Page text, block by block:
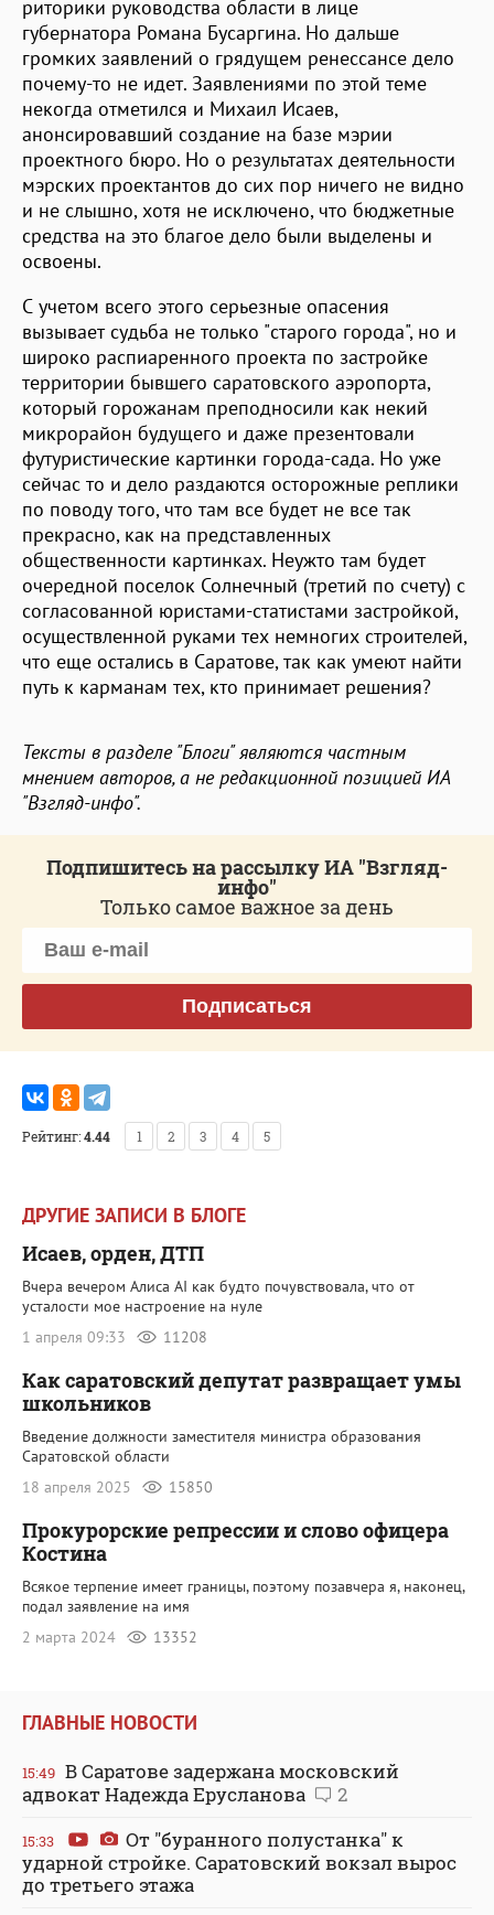
риторики руководства области в лице
губернатора Романа Бусаргина. Но дальше
громких заявлений о грядущем ренессансе дело
почему-то не идет. Заявлениями по этой теме
некогда отметился и Михаил Исаев,
анонсировавший создание на базе мэрии
проектного бюро. Но о результатах деятельности
мэрских проектантов до сих пор ничего не видно
и не слышно, хотя не исключено, что бюджетные
средства на это благое дело были выделены и
освоены.
С учетом всего этого серьезные опасения
вызывает судьба не только "старого города", но и
широко распиаренного проекта по застройке
территории бывшего саратовского аэропорта,
который горожанам преподносили как некий
микрорайон будущего и даже презентовали
футуристические картинки города-сада. Но уже
сейчас то и дело раздаются осторожные реплики
по поводу того, что там все будет не все так
прекрасно, как на представленных
общественности картинках. Неужто там будет
очередной поселок Солнечный (третий по счету) с
согласованной юристами-статистами застройкой,
осуществленной руками тех немногих строителей,
что еще остались в Саратове, так как умеют найти
путь к карманам тех, кто принимает решения?
Тексты в разделе "Блоги" являются частным
мнением авторов, а не редакционной позицией ИА
"Взгляд-инфо".
Подпишитесь на рассылку ИА "Взгляд-
инфо"
Только самое важное за день
Подписаться
Рейтинг:4.44 1 2 3 4 5
ДРУГИЕ ЗАПИСИ В БЛОГЕ
Исаев, орден, ДТП
Вчера вечером Алиса AI как будто почувствовала, что от
усталости мое настроение на нуле
1 апреля 09:33
11208
Как саратовский депутат развращает умы
школьников
Введение должности заместителя министра образования
Саратовской области
18 апреля 2025
15850
Прокурорские репрессии и слово офицера
Костина
Всякое терпение имеет границы, поэтому позавчера я, наконец,
подал заявление на имя
2 марта 2024
13352
ГЛАВНЫЕ НОВОСТИ
15:49 В Саратове задержана московский
адвокат Надежда Ерусланова
2
15:33
От "буранного полустанка" к
ударной стройке. Саратовский вокзал вырос
до третьего этажа